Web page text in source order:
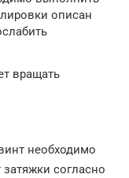
описан
вращать
необходимо
согласно